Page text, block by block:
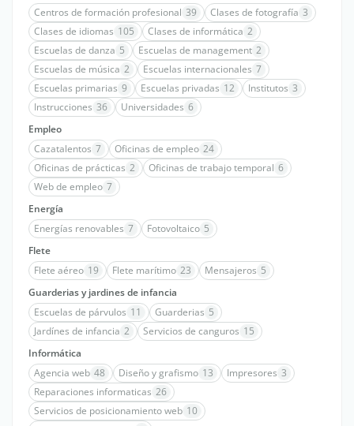
Centros de formación profesional 39 Clases de fotografía 3
Clases de idiomas 105 Clases de informática 2
Escuelas de danza 5 Escuelas de management 2
Escuelas de música 2 Escuelas internacionales 7
Escuelas primarias 9 Escuelas privadas 12 Institutos 3
Instrucciones 36 Universidades 6
Empleo
Cazatalentos 7 Oficinas de empleo 24
Oficinas de prácticas 2 Oficinas de trabajo temporal 6
Web de empleo 7
Energía
Energías renovables 7 Fotovoltaico 5
Flete
Flete aéreo 19 Flete marítimo 23 Mensajeros 5
Guarderias y jardines de infancia
Escuelas de párvulos 11 Guarderias 5
Jardínes de infancia 2 Servicios de canguros 15
Informática
Agencia web 48 Diseño y grafismo 13 Impresores 3
Reparaciones informaticas 26
Servicios de posicionamiento web 10